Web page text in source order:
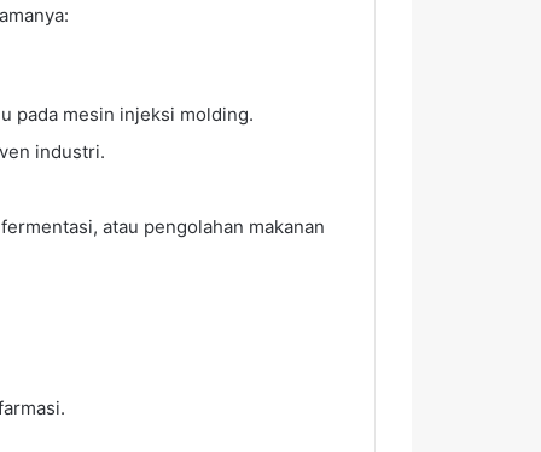
pada mesin injeksi molding.
industri.
atau pengolahan makanan